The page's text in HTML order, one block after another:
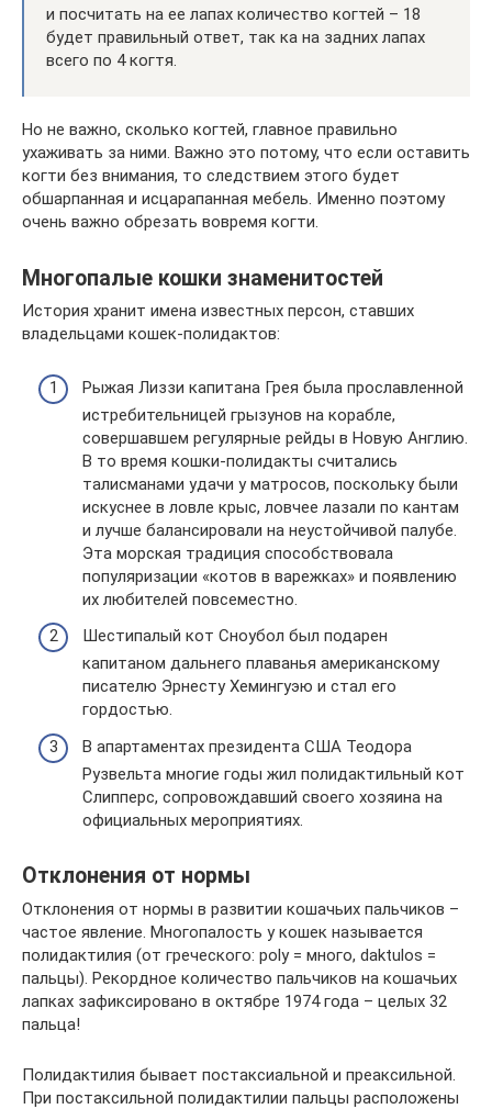
и посчитать на ее лапах количество когтей – 18
будет правильный ответ, так ка на задних лапах
всего по 4 когтя.
Но не важно, сколько когтей, главное правильно
ухаживать за ними. Важно это потому, что если оставить
когти без внимания, то следствием этого будет
обшарпанная и исцарапанная мебель. Именно поэтому
очень важно обрезать вовремя когти.
Многопалые кошки знаменитостей
История хранит имена известных персон, ставших
владельцами кошек-полидактов:
Рыжая Лиззи капитана Грея была прославленной
истребительницей грызунов на корабле,
совершавшем регулярные рейды в Новую Англию.
В то время кошки-полидакты считались
талисманами удачи у матросов, поскольку были
искуснее в ловле крыс, ловчее лазали по кантам
и лучше балансировали на неустойчивой палубе.
Эта морская традиция способствовала
популяризации «котов в варежках» и появлению
их любителей повсеместно.
Шестипалый кот Сноубол был подарен
капитаном дальнего плаванья американскому
писателю Эрнесту Хемингуэю и стал его
гордостью.
В апартаментах президента США Теодора
Рузвельта многие годы жил полидактильный кот
Слипперс, сопровождавший своего хозяина на
официальных мероприятиях.
Отклонения от нормы
Отклонения от нормы в развитии кошачьих пальчиков –
частое явление. Многопалость у кошек называется
полидактилия (от греческого: poly = много, daktulos =
пальцы). Рекордное количество пальчиков на кошачьих
лапках зафиксировано в октябре 1974 года – целых 32
пальца!
Полидактилия бывает постаксиальной и преаксильной.
При постаксильной полидактилии пальцы расположены